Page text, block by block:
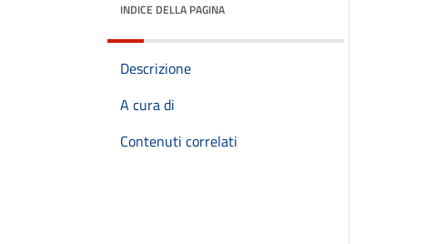
INDICE DELLA PAGINA
Descrizione
A cura di
Contenuti correlati